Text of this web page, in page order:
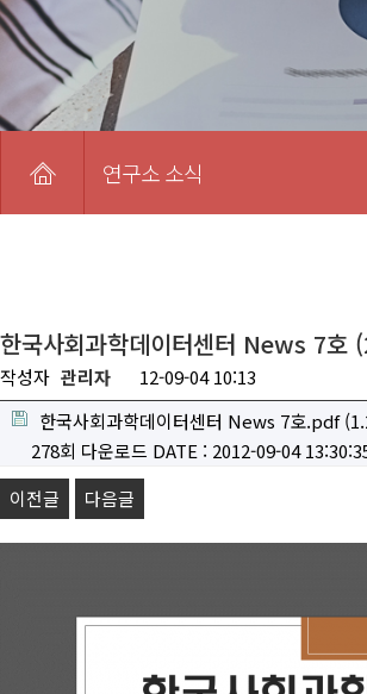
연구소 소식
한국사회과학데이터센터 News 7호
작성자 관리자
12-09-04 10:13
한국사회과학데이터센터 News 7호.pdf
278회 다운로드 DATE : 2012-09-04
이전글
다음글